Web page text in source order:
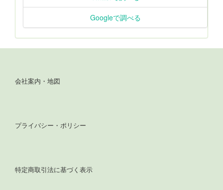
Googleで調べる
会社案内・地図
プライバシー・ポリシー
特定商取引法に基づく表示